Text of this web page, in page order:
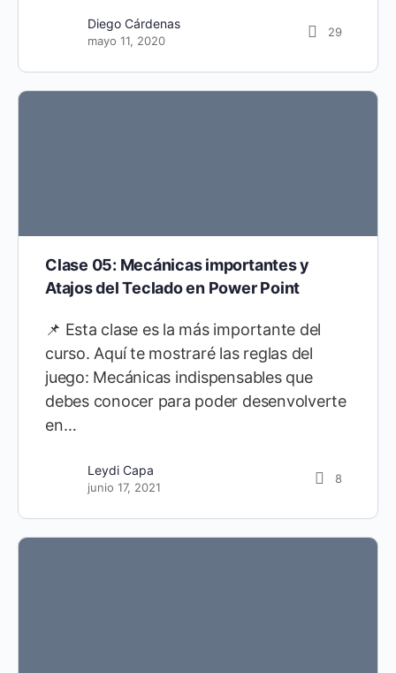
Diego Cárdenas
mayo 11, 2020
29
Clase 05: Mecánicas importantes y
Atajos del Teclado en Power Point
📌 Esta clase es la más importante del
curso. Aquí te mostraré las reglas del
juego: Mecánicas indispensables que
debes conocer para poder desenvolverte
en…
Leydi Capa
junio 17, 2021
8